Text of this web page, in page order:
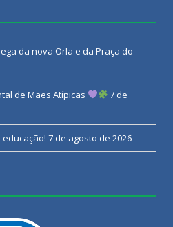
da nova Orla e da Praça do
de Mães Atípicas
7 de
7 de agosto de 2026